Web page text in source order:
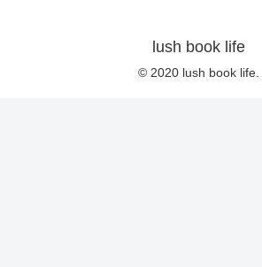
lush book life
© 2020 lush book life.